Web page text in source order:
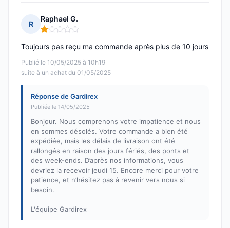
R
Raphael G.
Note : 1 sur 5
Publié le 10/05/2025 à 10h19
suite à un achat du 01/05/2025
Toujours pas reçu ma commande après plus de 10 jours
Réponse de Gardirex
Publiée le 14/05/2025
Bonjour. Nous comprenons votre impatience et nous
en sommes désolés. Votre commande a bien été
expédiée, mais les délais de livraison ont été
rallongés en raison des jours fériés, des ponts et
des week-ends. D’après nos informations, vous
devriez la recevoir jeudi 15. Encore merci pour votre
patience, et n’hésitez pas à revenir vers nous si
besoin.
L'équipe Gardirex